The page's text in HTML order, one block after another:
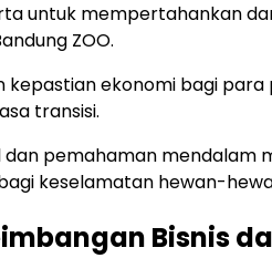
untuk mempertahankan
ZOO.
ekonomi bagi
transisi.
pemahaman mendalam
keselamatan hewan-
Bisnis